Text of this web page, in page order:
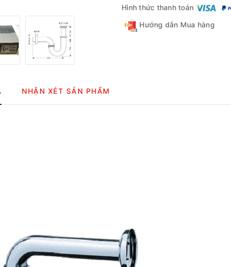
Hình thức thanh toán
Hướng dẫn Mua hàng
NHẬN XÉT SẢN PHẨM